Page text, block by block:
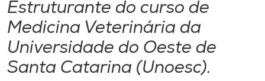
Diplomados
Cultura
CPA
Estruturante do curso de
Medicina Veterinária da
Universidade do Oeste de
Santa Catarina (Unoesc).